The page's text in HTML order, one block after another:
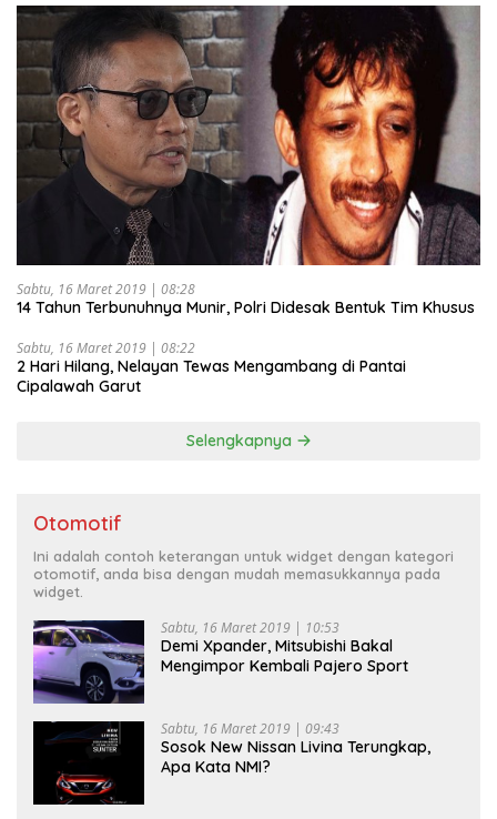
Sabtu, 16 Maret 2019 | 08:28
14 Tahun Terbunuhnya Munir, Polri Didesak Bentuk Tim Khusus
Sabtu, 16 Maret 2019 | 08:22
2 Hari Hilang, Nelayan Tewas Mengambang di Pantai
Cipalawah Garut
Selengkapnya
Otomotif
Ini adalah contoh keterangan untuk widget dengan kategori
otomotif, anda bisa dengan mudah memasukkannya pada
widget.
Sabtu, 16 Maret 2019 | 10:53
Demi Xpander, Mitsubishi Bakal
Mengimpor Kembali Pajero Sport
Sabtu, 16 Maret 2019 | 09:43
Sosok New Nissan Livina Terungkap,
Apa Kata NMI?